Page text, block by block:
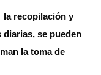
la recopilación y
se pueden
la toma de